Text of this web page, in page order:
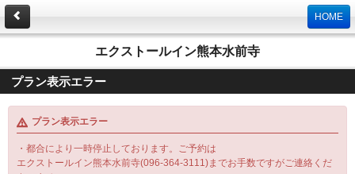
HOME
エクストールイン熊本水前寺
プラン表示エラー
プラン表示エラー
・都合により一時停止しております。ご予約は
エクストールイン熊本水前寺(096-364-3111)までお手数ですがご連絡くだ